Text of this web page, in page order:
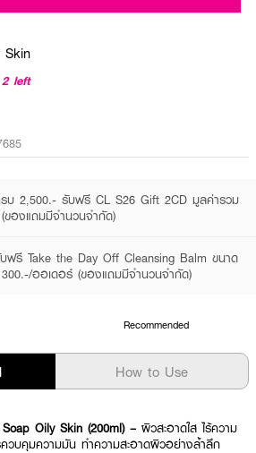
Skin
left
บ 2,500.- รับฟรี CL S26 Gift 2CD มูลค่ารวม
ของแถมมีจำนวนจำกัด)
ฟรี Take the Day Off Cleansing Balm ขนาด
ออเดอร์ (ของแถมมีจำนวนจำกัด)
Recommended
How to Use
Oily Skin (200ml) – ผิวสะอาดใส ไร้ความ
วบคุมความมัน ทำความสะอาดผิวอย่างล้ำลึก